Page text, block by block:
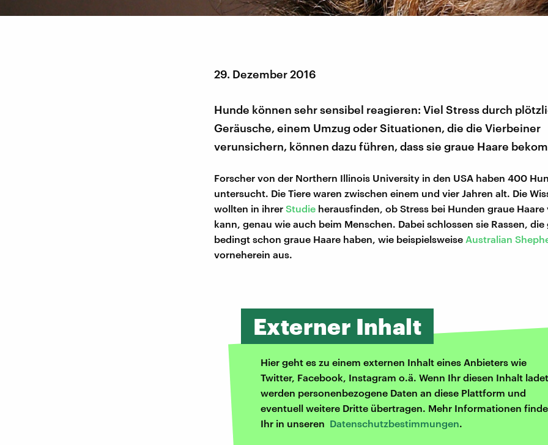
29. Dezember 2016
Hunde können sehr sensibel reagieren: Viel Stress durch
Geräusche, einem Umzug oder Situationen, die die Vierbeiner
verunsichern, können dazu führen, dass sie graue Haare
Forscher von der Northern Illinois University in den USA haben 400
untersucht. Die Tiere waren zwischen einem und vier Jahren alt. Die
wollten in ihrer Studie herausfinden, ob Stress bei Hunden graue
kann, genau wie auch beim Menschen. Dabei schlossen sie Rassen,
bedingt schon graue Haare haben, wie beispielsweise Australian
vorneherein aus.
Externer Inhalt
Hier geht es zu einem externen Inhalt eines Anbieters wie
Twitter, Facebook, Instagram o.ä. Wenn Ihr diesen Inhalt
werden personenbezogene Daten an diese Plattform und
eventuell weitere Dritte übertragen. Mehr Informationen
Ihr in unseren Datenschutzbestimmungen.